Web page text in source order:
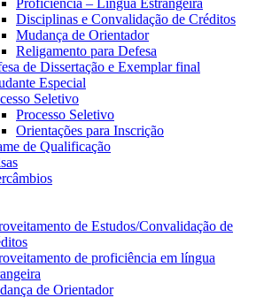
Proficiência – Língua Estrangeira
Disciplinas e Convalidação de Créditos
Mudança de Orientador
Religamento para Defesa
de Dissertação e Exemplar final
Especial
Seletivo
Processo Seletivo
Orientações para Inscrição
de Qualificação
de Estudos/Convalidação de
de proficiência em língua
de Orientador